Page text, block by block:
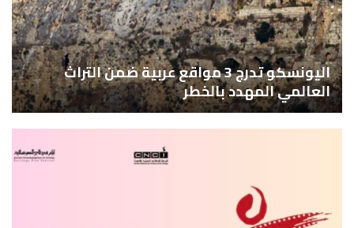
اليونسكو تدرج 3 مواقع عربية ضمن التراث
العالمي المهدد بالخطر